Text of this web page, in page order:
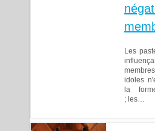
Les
idoles
la
; les…